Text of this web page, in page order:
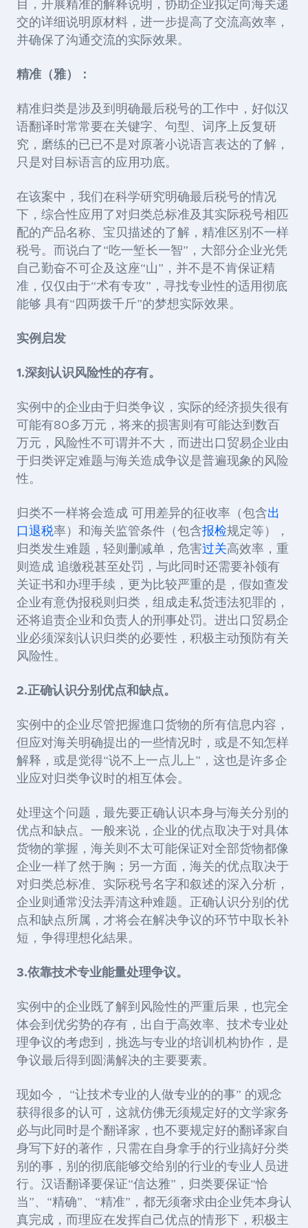
目，开展精准的解释说明，协助企业拟定向海关递
交的详细说明原材料，进一步提高了交流高效率，
并确保了沟通交流的实际效果。
精准（雅）：
精准归类是涉及到明确最后税号的工作中，好似汉
语翻译时常常要在关键字、句型、词序上反复研
究，磨练的已已不是对原著小说语言表达的了解，
只是对目标语言的应用功底。
在该案中，我们在科学研究明确最后税号的情况
下，综合性应用了对归类总标准及其实际税号相匹
配的产品名称、宝贝描述的了解，精准区别不一样
税号。而说白了“吃一堑长一智”，大部分企业光凭
自己勤奋不可企及这座“山”，并不是不肯保证精
准，仅仅由于“术有专攻”，寻找专业性的适用彻底
能够 具有“四两拨千斤”的梦想实际效果。
实例启发
1.深刻认识风险性的存有。
实例中的企业由于归类争议，实际的经济损失很有
可能有80多万元，将来的损害则有可能达到数百
万元，风险性不可谓并不大，而进出口贸易企业由
于归类评定难题与海关造成争议是普遍现象的风险
性。
归类不一样将会造成 可用差异的征收率（包含出
口退税率）和海关监管条件（包含报检规定等），
归类发生难题，轻则删减单，危害过关高效率，重
则造成 追缴税甚至处罚，与此同时还需要补领有
关证书和办理手续，更为比较严重的是，假如查发
企业有意伪报税则归类，组成走私货违法犯罪的，
还将追责企业和负责人的刑事处罚。进出口贸易企
业必须深刻认识归类的必要性，积极主动预防有关
风险性。
2.正确认识分别优点和缺点。
实例中的企业尽管把握進口货物的所有信息内容，
但应对海关明确提出的一些情况时，或是不知怎样
解释，或是觉得“说不上一点儿上”，这也是许多企
业应对归类争议时的相互体会。
处理这个问题，最先要正确认识本身与海关分别的
优点和缺点。一般来说，企业的优点取决于对具体
货物的掌握，海关则不太可能保证对全部货物都像
企业一样了然于胸；另一方面，海关的优点取决于
对归类总标准、实际税号名字和叙述的深入分析，
企业则通常没法弄清这种难题。正确认识分别的优
点和缺点所属，才将会在解决争议的环节中取长补
短，争得理想化結果。
3.依靠技术专业能量处理争议。
实例中的企业既了解到风险性的严重后果，也完全
体会到优劣势的存有，出自于高效率、技术专业处
理争议的考虑到，挑选与专业的培训机构协作，是
争议最后得到圆满解决的主要要素。
现如今， “让技术专业的人做专业的的事” 的观念
获得很多的认可，这就仿佛无须规定好的文学家务
必与此同时是个翻译家，也不要规定好的翻译家自
身写下好的著作，只需在自身拿手的行业搞好分类
别的事，别的彻底能够交给别的行业的专业人员进
行。汉语翻译要保证“信达雅”，归类要保证“恰
当”、“精确”、“精准”，都无须奢求由企业凭本身认
真完成，而理应在发挥自己优点的情形下，积极主